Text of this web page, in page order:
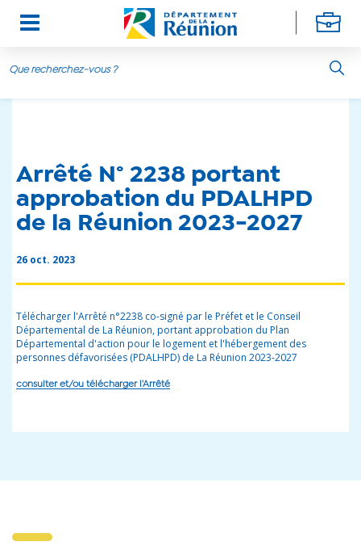
Arrêté N° 2238 portant
approbation du PDALHPD
de la Réunion 2023-2027
26 oct. 2023
Télécharger l'Arrêté n°2238 co-signé par le Préfet et le Conseil
Départemental de La Réunion, portant approbation du Plan
Départemental d'action pour le logement et l'hébergement des
personnes défavorisées (PDALHPD) de La Réunion 2023-2027
consulter et/ou télécharger l'Arrêté